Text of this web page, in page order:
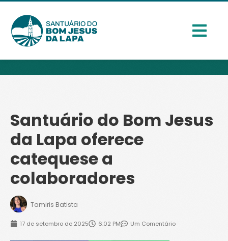
Santuário do Bom Jesus
da Lapa oferece
catequese a
colaboradores
Tamiris Batista
17 de setembro de 2025 6:02 PM Um Comentário